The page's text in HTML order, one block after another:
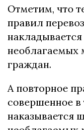
Отметим, что
правил
необлагаемых
граждан.
А повторное
совершенное в
наказывается